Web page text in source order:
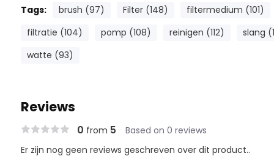
Tags: brush (97) Filter (148) filtermedium (101)
filtratie (104)
pomp (108) reinigen (112) slang
watte (93)
Reviews
0 from 5 Based on 0 reviews
Er zijn nog geen reviews geschreven over dit product..